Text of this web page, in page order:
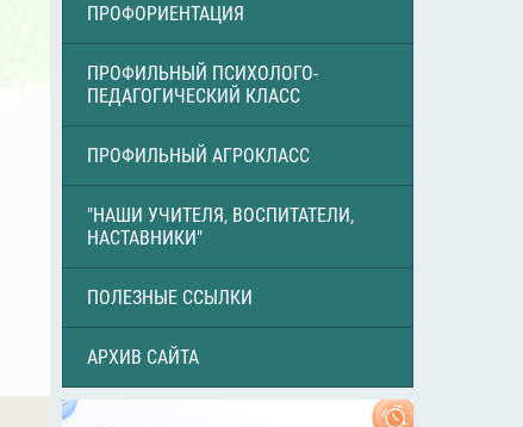
ПРОФОРИЕНТАЦИЯ
ПРОФИЛЬНЫЙ ПСИХОЛОГО-
ПЕДАГОГИЧЕСКИЙ КЛАСС
ПРОФИЛЬНЫЙ АГРОКЛАСС
"НАШИ УЧИТЕЛЯ, ВОСПИТАТЕЛИ,
НАСТАВНИКИ"
ПОЛЕЗНЫЕ ССЫЛКИ
АРХИВ САЙТА